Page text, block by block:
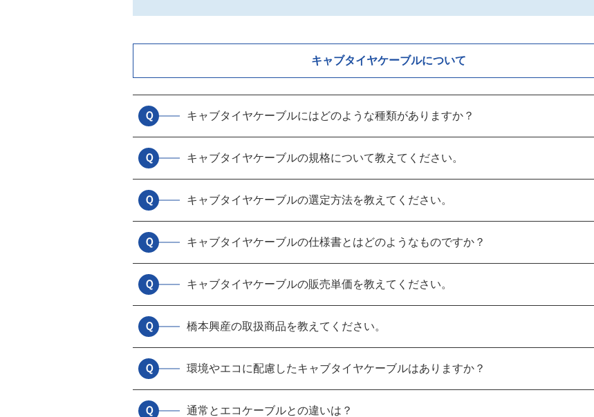
キャブタイヤケーブルについて
Ｑ キャブタイヤケーブルにはどのような種類がありますか？
Ｑ キャブタイヤケーブルの規格について教えてください。
Ｑ キャブタイヤケーブルの選定方法を教えてください。
Ｑ キャブタイヤケーブルの仕様書とはどのようなものですか？
Ｑ キャブタイヤケーブルの販売単価を教えてください。
Ｑ 橋本興産の取扱商品を教えてください。
Ｑ 環境やエコに配慮したキャブタイヤケーブルはありますか？
Ｑ 通常とエコケーブルとの違いは？